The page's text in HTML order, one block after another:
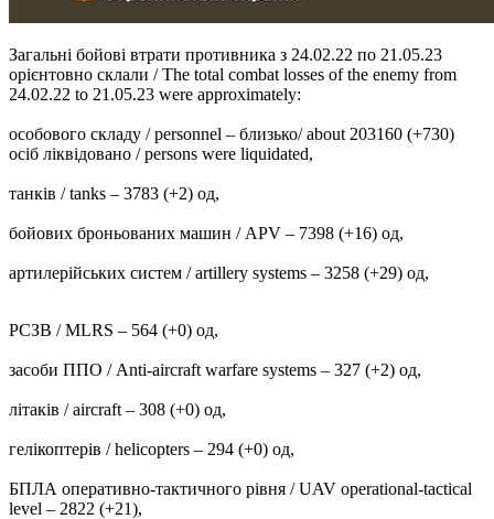
Загальні бойові втрати противника з 24.02.22 по 21.05.23
орієнтовно склали / The total combat losses of the enemy from
24.02.22 to 21.05.23 were approximately:
особового складу / personnel ‒ близько/ about 203160 (+730)
осіб ліквідовано / persons were liquidated,
танків / tanks ‒ 3783 (+2) од,
бойових броньованих машин / APV ‒ 7398 (+16) од,
артилерійських систем / artillery systems – 3258 (+29) од,
РСЗВ / MLRS – 564 (+0) од,
засоби ППО / Anti-aircraft warfare systems ‒ 327 (+2) од,
літаків / aircraft – 308 (+0) од,
гелікоптерів / helicopters – 294 (+0) од,
БПЛА оперативно-тактичного рівня / UAV operational-tactical
level – 2822 (+21),